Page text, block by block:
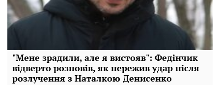
"Мене зрадили, але я вистояв": Федінчик
відверто розповів, як пережив удар після
розлучення з Наталкою Денисенко